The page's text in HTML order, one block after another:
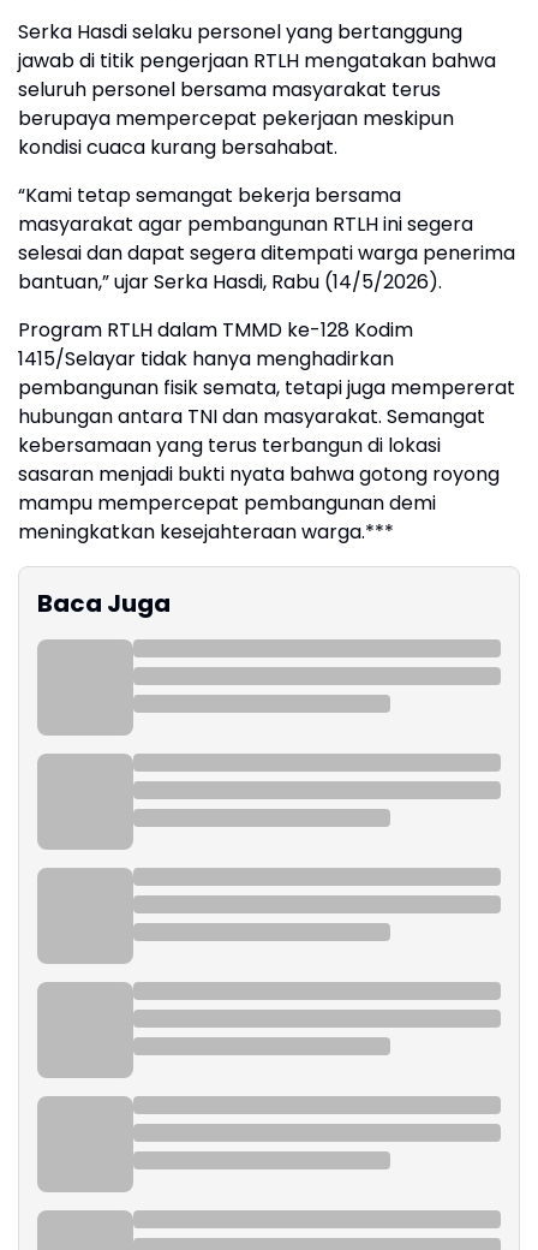
Serka Hasdi selaku personel yang bertanggung
jawab di titik pengerjaan RTLH mengatakan bahwa
seluruh personel bersama masyarakat terus
berupaya mempercepat pekerjaan meskipun
kondisi cuaca kurang bersahabat.
“Kami tetap semangat bekerja bersama
masyarakat agar pembangunan RTLH ini segera
selesai dan dapat segera ditempati warga penerima
bantuan,” ujar Serka Hasdi, Rabu (14/5/2026).
Program RTLH dalam TMMD ke-128 Kodim
1415/Selayar tidak hanya menghadirkan
pembangunan fisik semata, tetapi juga mempererat
hubungan antara TNI dan masyarakat. Semangat
kebersamaan yang terus terbangun di lokasi
sasaran menjadi bukti nyata bahwa gotong royong
mampu mempercepat pembangunan demi
meningkatkan kesejahteraan warga.***
Baca Juga